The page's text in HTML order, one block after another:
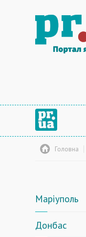
Головна
Маріуполь
Донбас